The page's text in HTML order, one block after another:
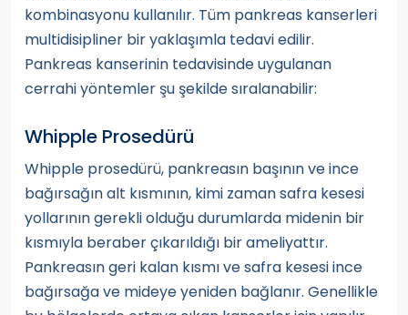
kombinasyonu kullanılır. Tüm pankreas kanserleri
multidisipliner bir yaklaşımla tedavi edilir.
Pankreas kanserinin tedavisinde uygulanan
cerrahi yöntemler şu şekilde sıralanabilir:
Whipple Prosedürü
Whipple prosedürü, pankreasın başının ve ince
bağırsağın alt kısmının, kimi zaman safra kesesi
yollarının gerekli olduğu durumlarda midenin bir
kısmıyla beraber çıkarıldığı bir ameliyattır.
Pankreasın geri kalan kısmı ve safra kesesi ince
bağırsağa ve mideye yeniden bağlanır. Genellikle